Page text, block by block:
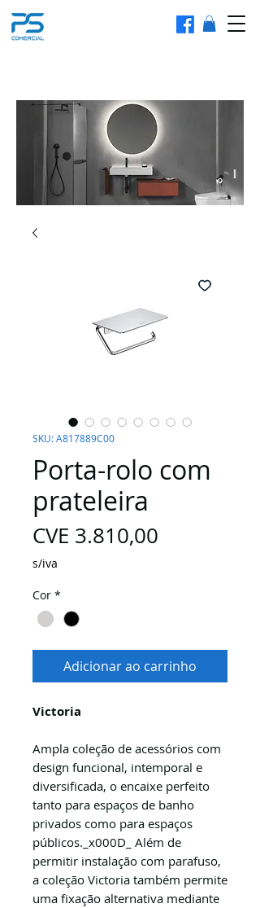
SKU: A817889C00
Porta-rolo com
prateleira
CVE 3.810,00
s/iva
Cor *
Adicionar ao carrinho
Victoria
Ampla coleção de acessórios com
design funcional, intemporal e
diversificada, o encaixe perfeito
tanto para espaços de banho
privados como para espaços
públicos._x000D_ Além de
permitir instalação com parafuso,
a coleção Victoria também permite
uma fixação alternativa mediante